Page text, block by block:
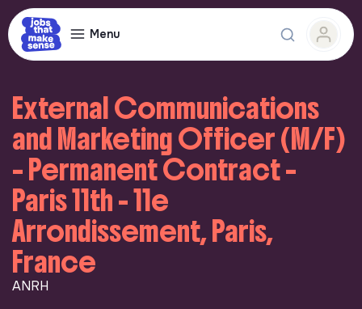
Menu
External Communications
and Marketing Officer (M/F)
– Permanent Contract –
Paris 11th - 11e
Arrondissement, Paris,
France
ANRH